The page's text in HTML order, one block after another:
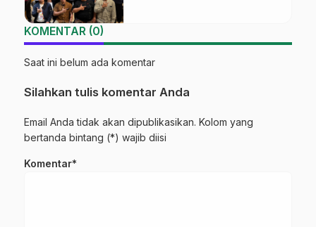
KOMENTAR (0)
Saat ini belum ada komentar
Silahkan tulis komentar Anda
Email Anda tidak akan dipublikasikan. Kolom yang
bertanda bintang (*) wajib diisi
Komentar*